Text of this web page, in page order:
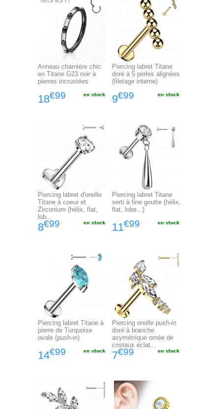
Anneau charnière chic
en Titane G23 noir à
pierres incrustées
18€99
Piercing labret Titane
doré à 5 perles alignées
(filetage interne)
9€99
Piercing labret d'oreille
Titane à coeur et
Zirconium (hélix, flat,
lob...
8€99
Piercing labret Titane
serti à fine goutte (hélix,
flat, lobe...)
11€99
Piercing labret Titane à
pierre de Turquoise
ovale (push-in)
14€99
Piercing oreille push-in
doré à branche
asymétrique ornée de
cristaux éclat...
7€99